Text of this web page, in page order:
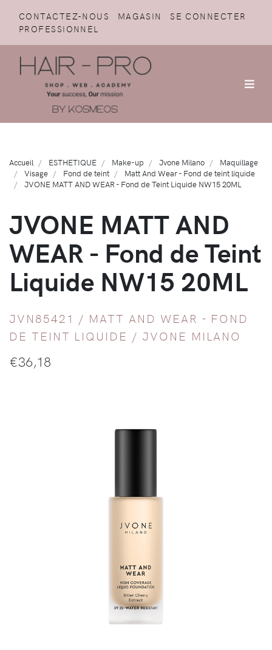
CONTACTEZ-NOUS MAGASIN
SE CONNECTER
PROFESSIONNEL
Accueil ESTHETIQUE Make-up Jvone Milano
Maquillage
Visage
Fond de teint
Matt And Wear - Fond de teint liquide
JVONE MATT AND WEAR - Fond de Teint Liquide NW15 20ML
JVONE MATT AND
WEAR - Fond de Teint
Liquide NW15 20ML
JVN85421 / MATT AND WEAR - FOND
DE TEINT LIQUIDE / JVONE MILANO
€36,18